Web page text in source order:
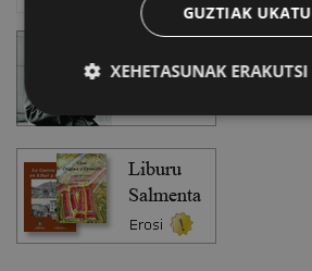
GUZTIAK UKATU
XEHETASUNAK ERAKUTSI